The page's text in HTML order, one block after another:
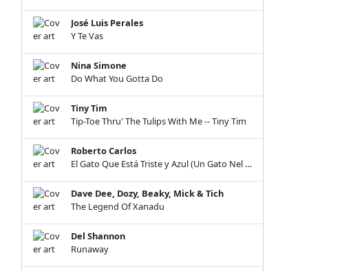
José Luis Perales
Y Te Vas
Nina Simone
Do What You Gotta Do
Tiny Tim
Tip-Toe Thru' The Tulips With Me -- Tiny Tim
Roberto Carlos
El Gato Que Está Triste y Azul (Un Gato Nel Blu)
Dave Dee, Dozy, Beaky, Mick & Tich
The Legend Of Xanadu
Del Shannon
Runaway